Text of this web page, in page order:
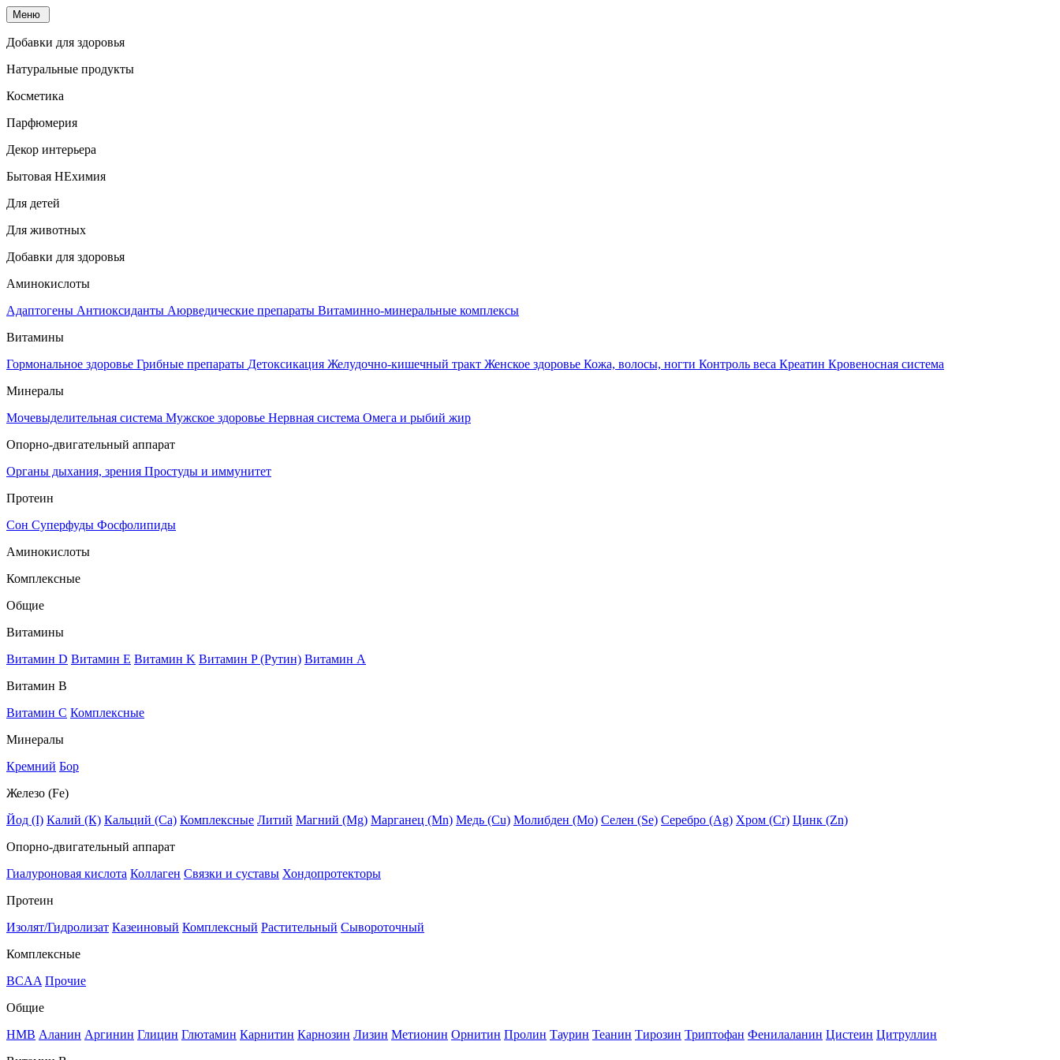
Меню
Добавки для здоровья
Натуральные продукты
Косметика
Парфюмерия
Декор интерьера
Бытовая НЕхимия
Для детей
Для животных
Добавки для здоровья
Аминокислоты
Адаптогены Антиоксиданты Аюрведические препараты Витаминно-минеральные комплексы
Витамины
Гормональное здоровье Грибные препараты Детоксикация Желудочно-кишечный тракт Женское здоровье Кожа, волосы, ногти Контроль веса Креатин Кровеносная система
Минералы
Мочевыделительная система Мужское здоровье Нервная система Омега и рыбий жир
Опорно-двигательный аппарат
Органы дыхания, зрения Простуды и иммунитет
Протеин
Сон Суперфуды Фосфолипиды
Аминокислоты
Комплексные
Общие
Витамины
Витамин D Витамин E Витамин K Витамин P (Рутин) Витамин А
Витамин В
Витамин C Комплексные
Минералы
Кремний Бор
Железо (Fe)
Йод (I) Калий (К) Кальций (Са) Комплексные Литий Магний (Mg) Марганец (Mn) Медь (Сu) Молибден (Мо) Селен (Se) Серебро (Ag) Хром (Cr) Цинк (Zn)
Опорно-двигательный аппарат
Гиалуроновая кислота Коллаген Связки и суставы Хондопротекторы
Протеин
Изолят/Гидролизат Казеиновый Комплексный Растительный Сывороточный
Комплексные
BCAA Прочие
Общие
HMB Аланин Аргинин Глицин Глютамин Карнитин Карнозин Лизин Метионин Орнитин Пролин Таурин Теанин Тирозин Триптофан Фенилаланин Цистеин Цитруллин